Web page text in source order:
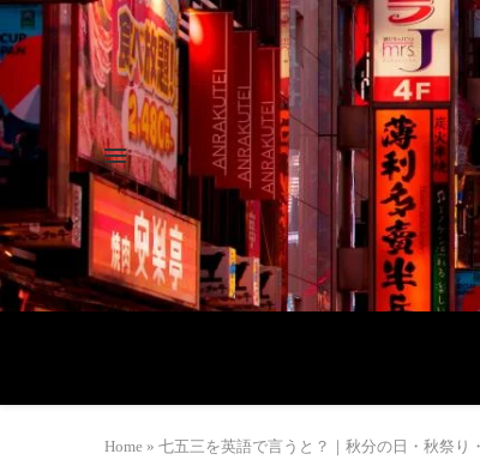
Home » 七五三を英語で言うと？｜秋分の日・秋祭